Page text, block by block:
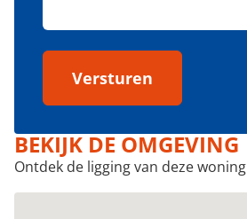
Versturen
BEKIJK DE OMGEVING
Ontdek de ligging van deze woning